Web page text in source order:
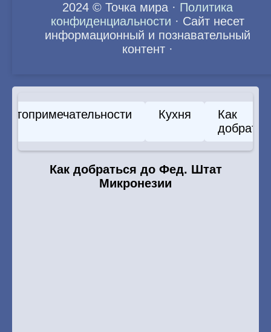
2024 © Точка мира · Политика
конфиденциальности · Сайт несет
информационный и познавательный
контент ·
Кухня
Как
Как добраться до Фед. Штат
Микронезии